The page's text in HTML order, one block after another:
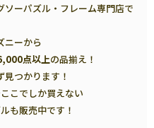
ーパズル・フレーム専門店で
ニーから
点以上の品揃え！
つかります！
こでしか買えない
も販売中です！